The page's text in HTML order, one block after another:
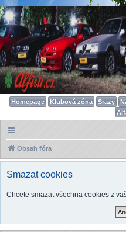
Homepage Klubová zóna Srazy
Obsah fóra
Smazat cookies
Chcete smazat všechna cookies z